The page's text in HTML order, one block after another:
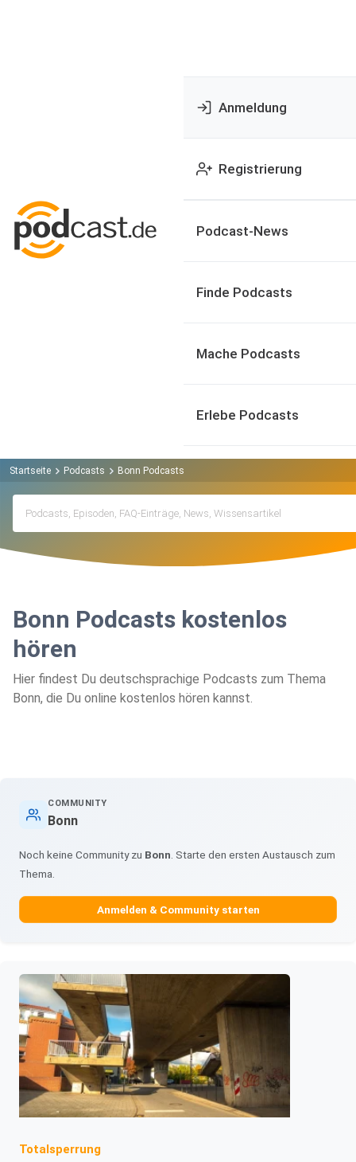
Anmeldung
Registrierung
Podcast-News
Finde Podcasts
Mache Podcasts
Erlebe Podcasts
Startseite Podcasts Bonn Podcasts
Bonn Podcasts kostenlos
hören
Hier findest Du deutschsprachige Podcasts zum Thema
Bonn, die Du online kostenlos hören kannst.
COMMUNITY
Bonn
Noch keine Community zu Bonn . Starte den ersten Austausch zum
Thema.
Anmelden & Community starten
Totalsperrung